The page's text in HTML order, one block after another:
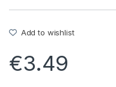
Add to wishlist
€3.49